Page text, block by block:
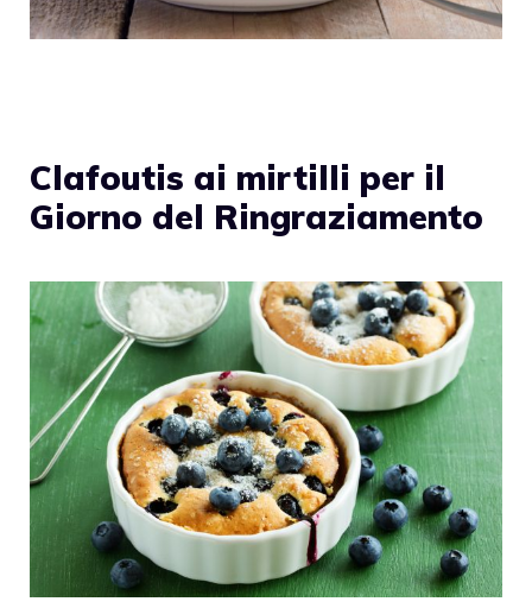
Clafoutis ai mirtilli per il
Giorno del Ringraziamento